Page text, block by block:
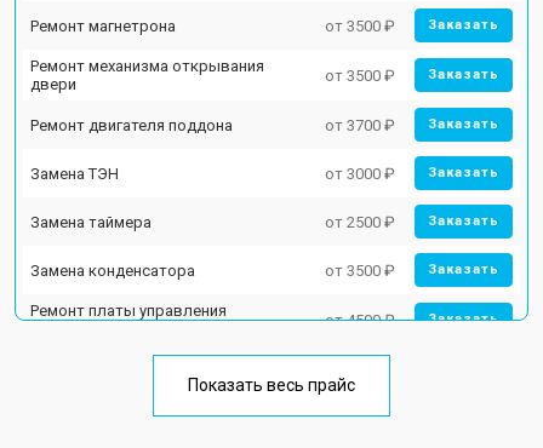
Ремонт магнетрона от 3500 ₽ Заказать
Ремонт механизма открывания
двери
от 3500 ₽ Заказать
Ремонт двигателя поддона от 3700 ₽ Заказать
Замена ТЭН от 3000 ₽ Заказать
Замена таймера от 2500 ₽ Заказать
Замена конденсатора от 3500 ₽ Заказать
Ремонт платы управления
от 4500 ₽ Заказать
Показать весь прайс